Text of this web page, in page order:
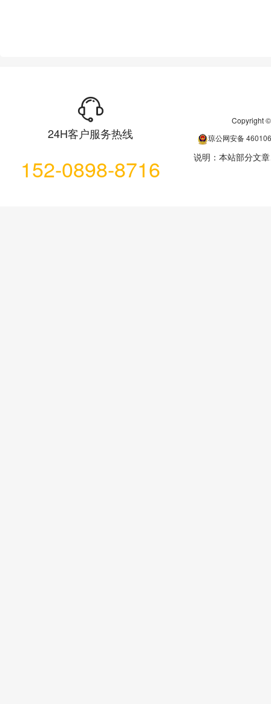
24H客户服务热线
152-0898-8716
Copyright
琼公网安备
说明：本站部分文